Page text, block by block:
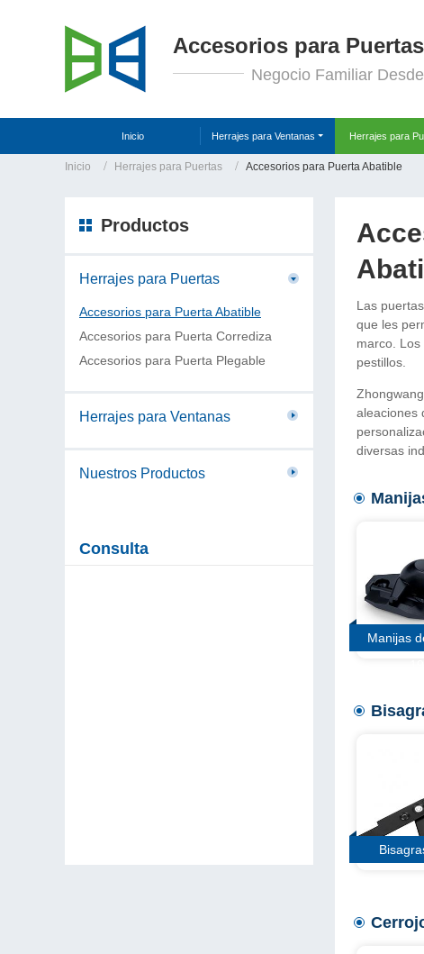
Accesorios para
Negocio Familiar
Inicio Herrajes para Ventanas Herrajes para
Inicio Herrajes para Puertas Accesorios para Puerta Abatible
Las
que les
marco.
pestillos.
aleaciones
diversas
Manijas
Productos
Herrajes para Puertas
Accesorios para Puerta Abatible
Accesorios para Puerta Corrediza
Accesorios para Puerta Plegable
Herrajes para Ventanas
Nuestros Productos
Consulta